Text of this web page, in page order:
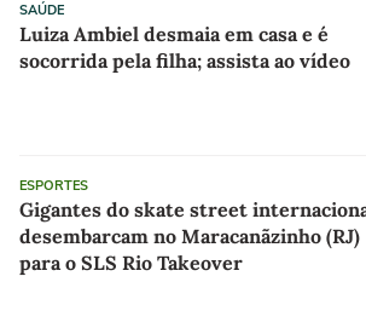
SAÚDE
Luiza Ambiel desmaia em casa e é
socorrida pela filha; assista ao vídeo
ESPORTES
Gigantes do skate street
desembarcam no Maracanãzinho (RJ)
para o SLS Rio Takeover